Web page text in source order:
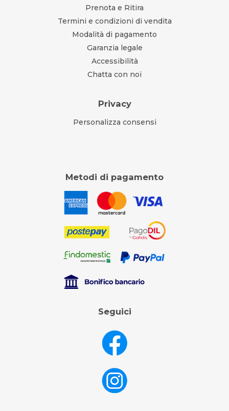
Prenota e Ritira
Termini e condizioni di vendita
Modalità di pagamento
Garanzia legale
Accessibilità
Chatta con noi
Privacy
Personalizza consensi
Metodi di pagamento
Seguici